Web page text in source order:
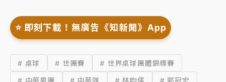
⭐️ 即刻下載！無廣告《知新聞》App
# 桌球 # 世團賽
# 世界桌球團體錦標賽
# 中華男團
# 中華隊 # 林昀儒 # 郭冠宏